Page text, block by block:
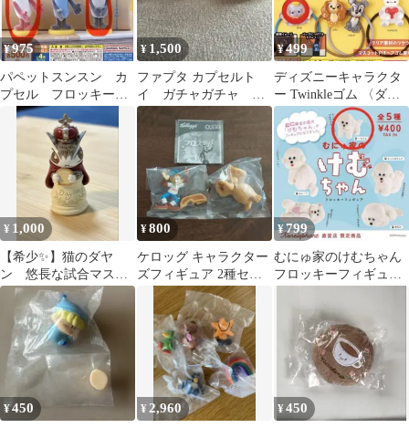
¥975
パペットスンスン カ
プセル フロッキー 2
種セット
¥ 1,500
ファプタ カプセルト
イ ガチャガチャ ４
個セット
¥499
ディズニーキャラクタ
ー Twinkleゴム 〈ダン
ボ〉〈スティッチ〉
¥ 1,000
【希少✨】猫のダヤ
ン 悠長な試合マスコ
ットフィギュア ガチ
¥800
ケロッグ キャラクター
ズフィギュア 2種セッ
ト ガチャ
¥799
むにゅ家のけむちゃん
フロッキーフィギュア
¥450 ¥ 2,960 ¥450